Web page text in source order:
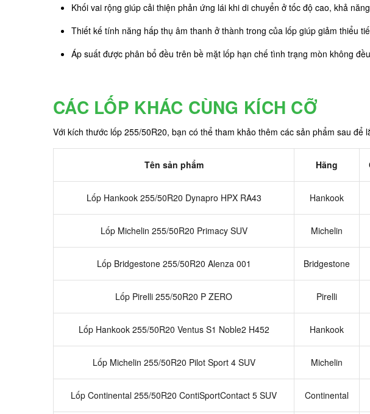
Khối vai rộng giúp cải thiện phản ứng lái khi di chuyển ở tốc độ cao, khả
Thiết kế tính năng hấp thụ âm thanh ở thành trong của lốp giúp giảm thiểu
Áp suất được phân bổ đều trên bề mặt lốp hạn chế tình trạng mòn không
CÁC LỐP KHÁC CÙNG KÍCH CỠ
Với kích thước lốp 255/50R20, bạn có thể tham khảo thêm các sản phẩm sau để
Tên sản phẩm Hãng
Lốp Hankook 255/50R20 Dynapro HPX RA43 Hankook
Lốp Michelin 255/50R20 Primacy SUV Michelin
Lốp Bridgestone 255/50R20 Alenza 001 Bridgestone
Lốp Pirelli 255/50R20 P ZERO Pirelli
Lốp Hankook 255/50R20 Ventus S1 Noble2 H452 Hankook
Lốp Michelin 255/50R20 Pilot Sport 4 SUV Michelin
Lốp Continental 255/50R20 ContiSportContact 5 SUV Continental